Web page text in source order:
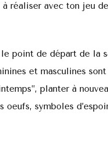
réaliser avec ton jeu
point de départ de la
et masculines
planter à
oeufs, symboles